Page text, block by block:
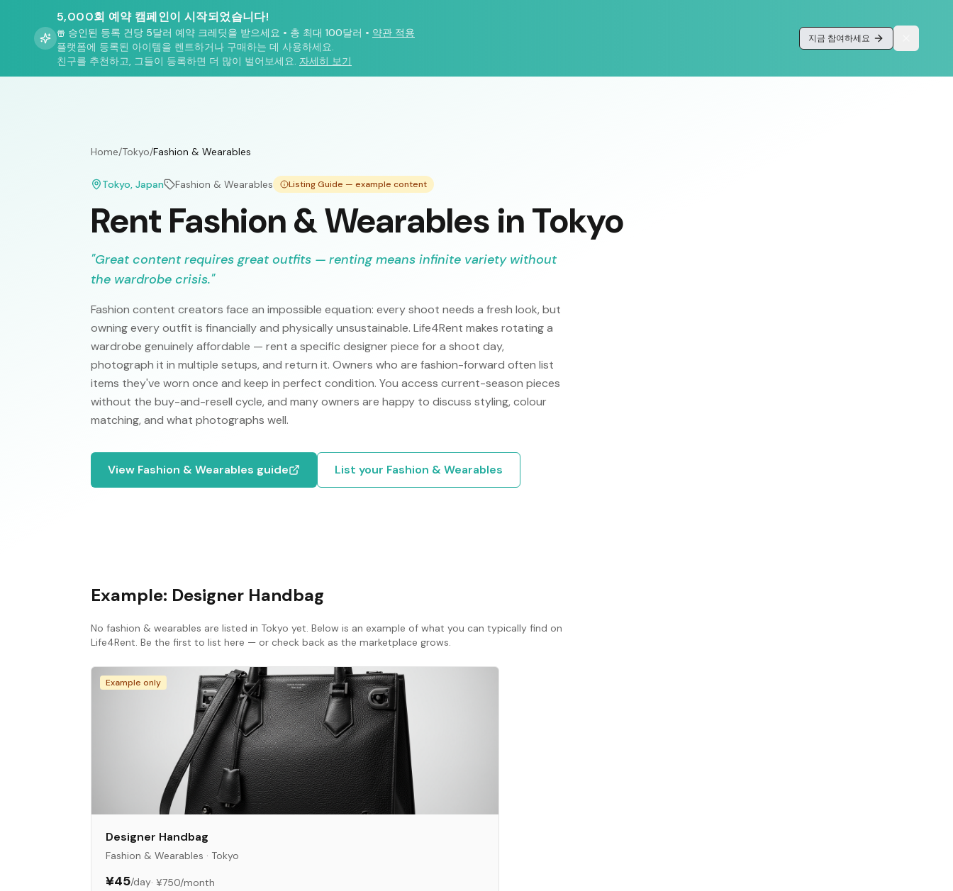
5,000회 예약 캠페인이 시작되었습니다!
승인된 등록 건당 5달러 예약 크레딧을 받으세요 • 총 최대 100달러 • 약관 적용
플랫폼에 등록된 아이템을 렌트하거나 구매하는 데 사용하세요.
친구를 추천하고, 그들이 등록하면 더 많이 벌어보세요. 자세히 보기
지금 참여하세요
Home/Tokyo/Fashion & Wearables
Tokyo, Japan Fashion & Wearables Listing Guide — example content
Rent Fashion & Wearables in Tokyo
"Great content requires great outfits — renting means infinite variety without
the wardrobe crisis."
Fashion content creators face an impossible equation: every shoot needs a fresh look, but
owning every outfit is financially and physically unsustainable. Life4Rent makes rotating a
wardrobe genuinely affordable — rent a specific designer piece for a shoot day,
photograph it in multiple setups, and return it. Owners who are fashion-forward often list
items they've worn once and keep in perfect condition. You access current-season pieces
without the buy-and-resell cycle, and many owners are happy to discuss styling, colour
matching, and what photographs well.
View Fashion & Wearables guide List your Fashion & Wearables
Example: Designer Handbag
No fashion & wearables are listed in Tokyo yet. Below is an example of what you can typically find on
Life4Rent. Be the first to list here — or check back as the marketplace grows.
Example only
Designer Handbag
Fashion & Wearables · Tokyo
¥45/day· ¥750/month